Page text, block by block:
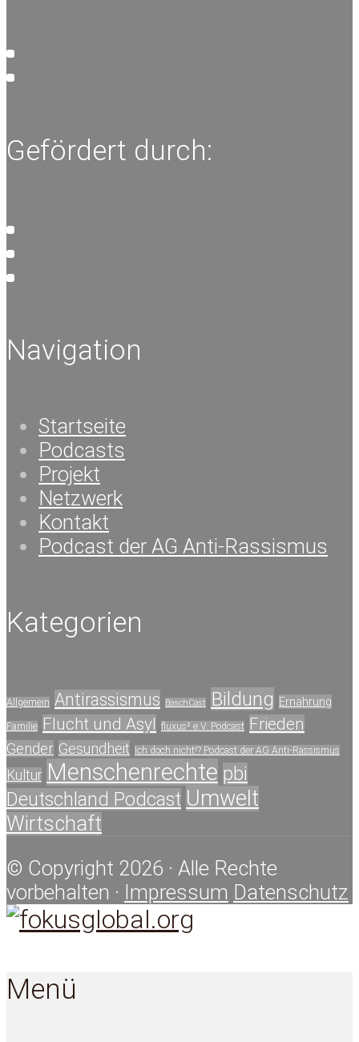
Gefördert durch:
Navigation
Startseite
Podcasts
Projekt
Netzwerk
Kontakt
Podcast der AG Anti-Rassismus
Kategorien
Allgemein Antirassismus BaschCast Bildung Ernährung
Familie Flucht und Asyl fluxus² e.V. Podcast Frieden
Gender Gesundheit Ich doch nicht!? Podcast der AG Anti-Rassismus
Kultur Menschenrechte pbi
Deutschland Podcast Umwelt
Wirtschaft
© Copyright 2026 · Alle Rechte
vorbehalten · Impressum Datenschutz
Menü